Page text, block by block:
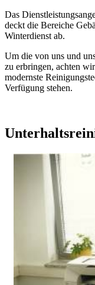
Das
deckt die Bereiche
Winterdienst ab.
Um die von uns und
zu erbringen, achten
modernste
Verfügung stehen.